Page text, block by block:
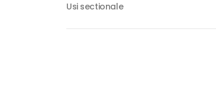
Usi sectionale